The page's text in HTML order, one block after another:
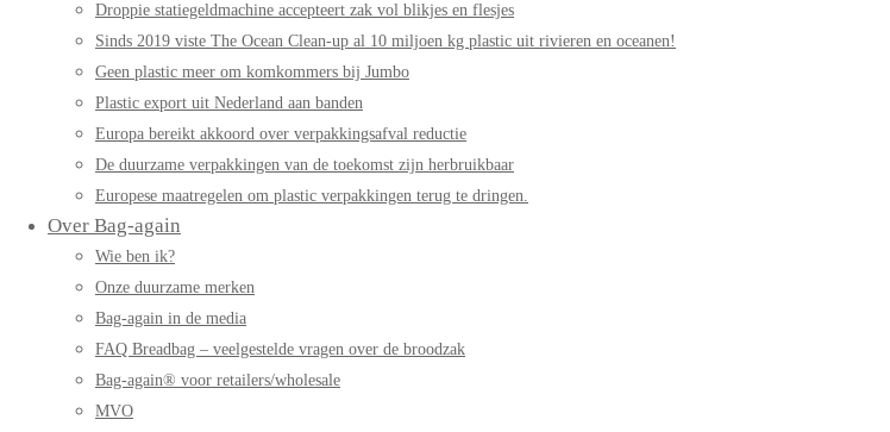
Droppie statiegeldmachine accepteert zak vol blikjes en flesjes
Sinds 2019 viste The Ocean Clean-up al 10 miljoen kg plastic uit rivieren en oceanen!
Geen plastic meer om komkommers bij Jumbo
Plastic export uit Nederland aan banden
Europa bereikt akkoord over verpakkingsafval reductie
De duurzame verpakkingen van de toekomst zijn herbruikbaar
Europese maatregelen om plastic verpakkingen terug te dringen.
Over Bag-again
Wie ben ik?
Onze duurzame merken
Bag-again in de media
FAQ Breadbag – veelgestelde vragen over de broodzak
Bag-again® voor retailers/wholesale
MVO